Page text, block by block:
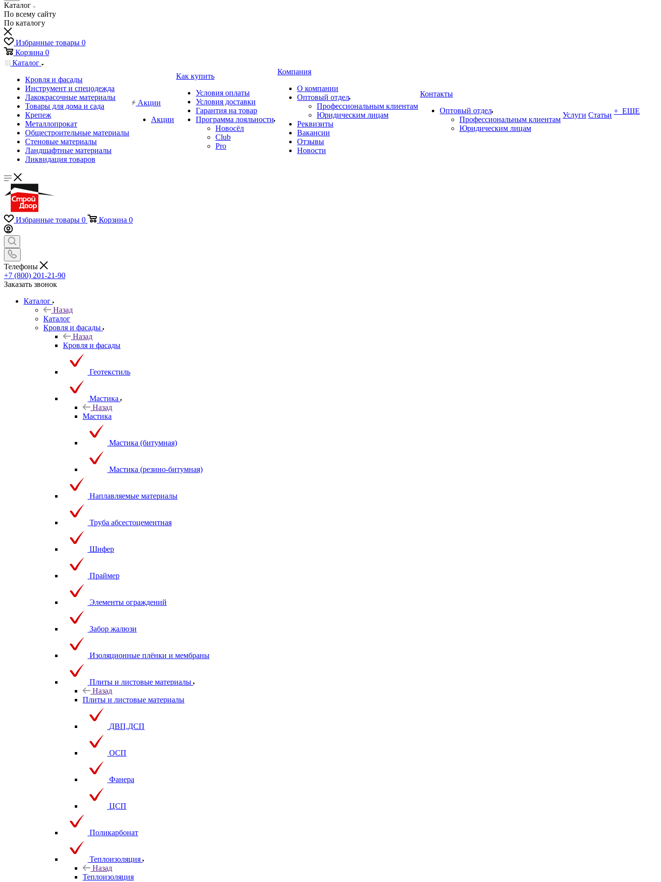
Каталог
По всему сайту
По каталогу
Избранные товары 0
Корзина 0
Каталог
Кровля и фасады
Инструмент и спецодежда
Лакокрасочные материалы
Товары для дома и сада
Крепеж
Металлопрокат
Общестроительные материалы
Стеновые материалы
Ландшафтные материалы
Ликвидация товаров
Акции
Акции
Как купить
Условия оплаты
Условия доставки
Гарантия на товар
Программа лояльности
Новосёл
Club
Pro
Компания
О компании
Оптовый отдел
Профессиональным клиентам
Юридическим лицам
Реквизиты
Вакансии
Отзывы
Новости
Контакты
Оптовый отдел
Профессиональным клиентам
Юридическим лицам
Услуги Статьи + ЕЩЕ
Избранные товары 0 Корзина 0
Телефоны
+7 (800) 201-21-90
Заказать звонок
Каталог
Назад
Каталог
Кровля и фасады
Назад
Кровля и фасады
Геотекстиль
Мастика
Назад
Мастика
Мастика (битумная)
Мастика (резино-битумная)
Наплавляемые материалы
Труба абсестоцементная
Шифер
Праймер
Элементы ограждений
Забор жалюзи
Изоляционные плёнки и мембраны
Плиты и листовые материалы
Назад
Плиты и листовые материалы
ДВП,ДСП
ОСП
Фанера
ЦСП
Поликарбонат
Теплоизоляция
Назад
Теплоизоляция